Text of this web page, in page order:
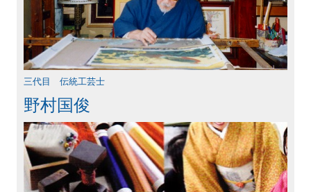
三代目 伝統工芸士
野村国俊